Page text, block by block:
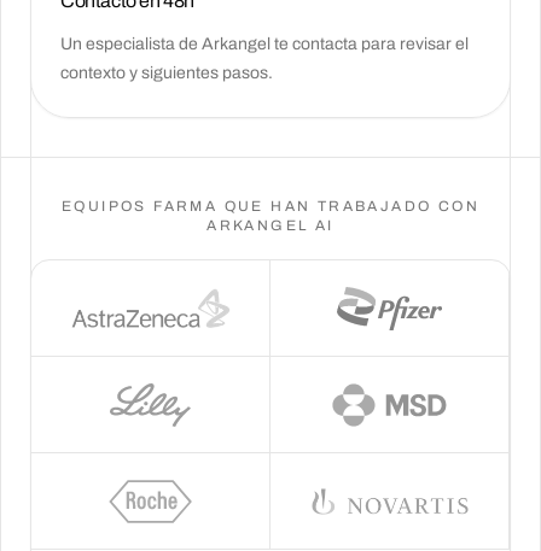
Un especialista de Arkangel te contacta para revisar el
contexto y siguientes pasos.
EQUIPOS FARMA QUE HAN TRABAJADO CON
ARKANGEL AI